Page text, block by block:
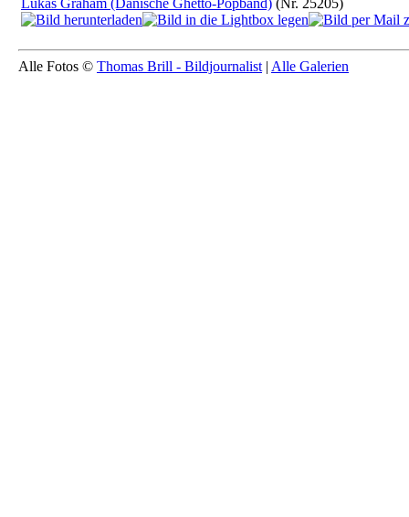
Alle Fotos © Thomas Brill - Bildjournalist | Alle Galerien